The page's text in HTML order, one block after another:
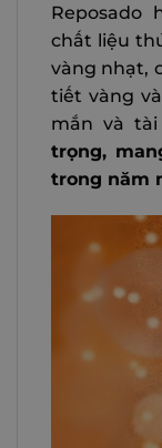
Reposado
chất liệu
vàng nhạt,
tiết vàng
mắn và tài
trọng,
trong năm